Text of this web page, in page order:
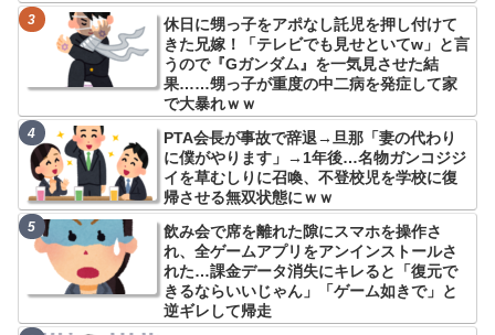
休日に甥っ子をアポなし託児を押し付けて
きた兄嫁！「テレビでも見せといてw」と言
うので『Gガンダム』を一気見させた結
果……甥っ子が重度の中二病を発症して家
で大暴れｗｗ
PTA会長が事故で辞退→旦那「妻の代わり
に僕がやります」→1年後…名物ガンコジジ
イを草むしりに召喚、不登校児を学校に復
帰させる無双状態にｗｗ
飲み会で席を離れた隙にスマホを操作さ
れ、全ゲームアプリをアンインストールさ
れた…課金データ消失にキレると「復元で
きるならいいじゃん」「ゲーム如きで」と
逆ギレして帰走